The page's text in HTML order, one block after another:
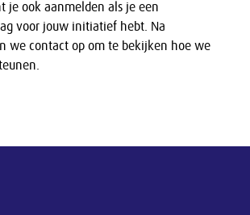
je ook aanmelden als je een
voor jouw initiatief hebt. Na
we contact op om te bekijken hoe we